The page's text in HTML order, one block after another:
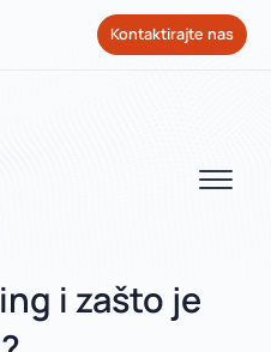
Kontaktirajte nas
i zašto je